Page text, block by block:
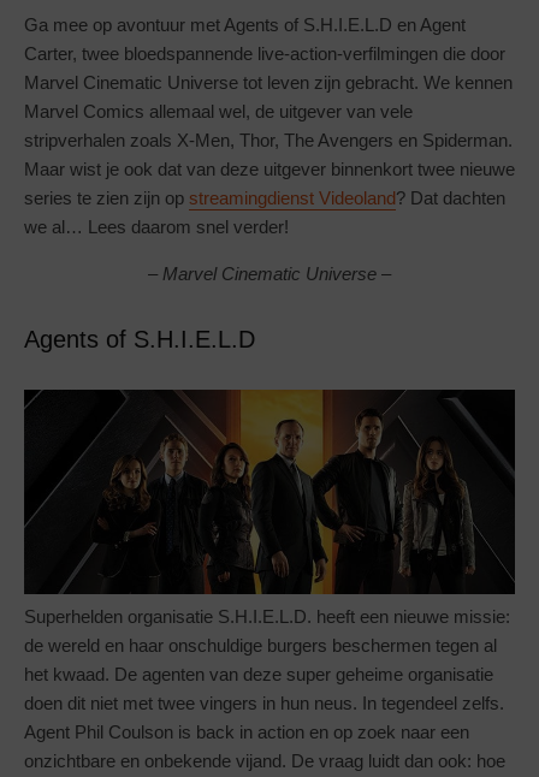
Ga mee op avontuur met Agents of S.H.I.E.L.D en Agent
Carter, twee bloedspannende live-action-verfilmingen die door
Marvel Cinematic Universe tot leven zijn gebracht. We kennen
Marvel Comics allemaal wel, de uitgever van vele
stripverhalen zoals X-Men, Thor, The Avengers en Spiderman.
Maar wist je ook dat van deze uitgever binnenkort twee nieuwe
series te zien zijn op streamingdienst Videoland? Dat dachten
we al… Lees daarom snel verder!
– Marvel Cinematic Universe –
Agents of S.H.I.E.L.D
Superhelden organisatie S.H.I.E.L.D. heeft een nieuwe missie:
de wereld en haar onschuldige burgers beschermen tegen al
het kwaad. De agenten van deze super geheime organisatie
doen dit niet met twee vingers in hun neus. In tegendeel zelfs.
Agent Phil Coulson is back in action en op zoek naar een
onzichtbare en onbekende vijand. De vraag luidt dan ook: hoe